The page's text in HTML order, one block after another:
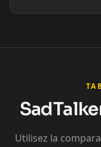
Cartoon 01
Cartoon 10
Pet Host 03
Utilisez la